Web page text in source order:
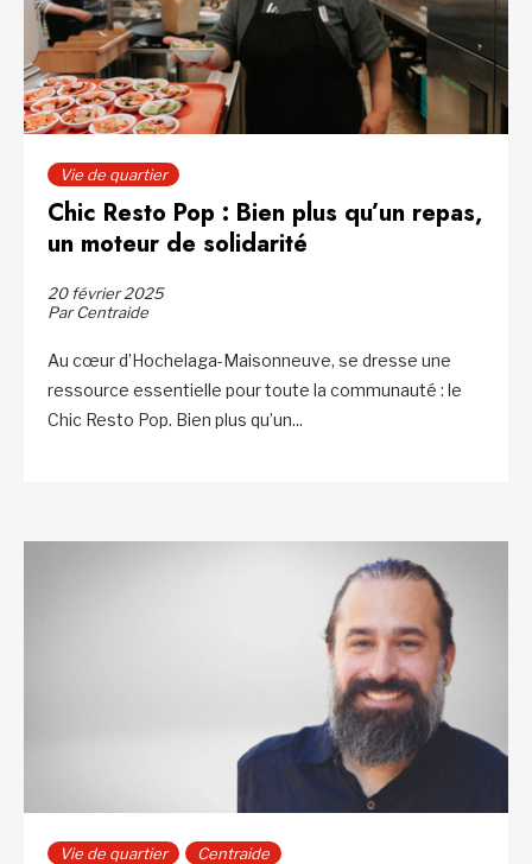
Vie de quartier
Chic Resto Pop : Bien plus qu’un repas,
un moteur de solidarité
20 février 2025
Par Centraide
Au cœur d’Hochelaga-Maisonneuve, se dresse une
ressource essentielle pour toute la communauté : le
Chic Resto Pop. Bien plus qu’un...
Vie de quartier Centraide